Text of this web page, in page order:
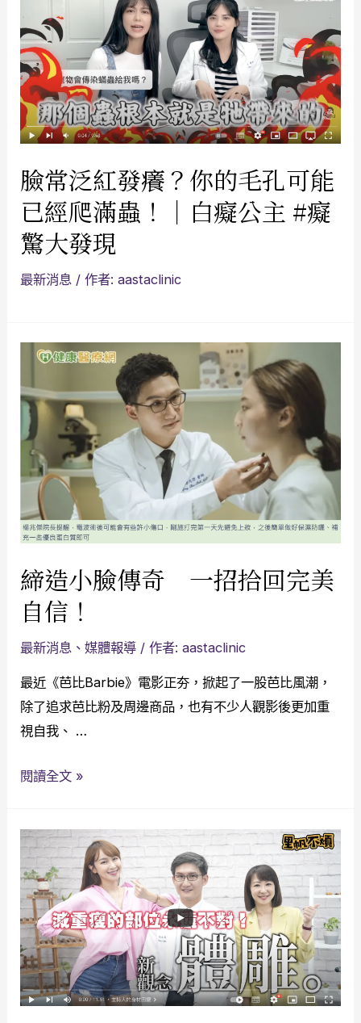
臉常泛紅發癢？你的毛孔可能
已經爬滿蟲！｜白癡公主 #癡
驚大發現
最新消息 / 作者:aastaclinic
締造小臉傳奇 一招拾回完美
自信！
最新消息 、媒體報導 / 作者:aastaclinic
最近《芭比Barbie》電影正夯，掀起了一股芭比風潮，
除了追求芭比粉及周邊商品，也有不少人觀影後更加重
視自我、 …
閱讀全文 »